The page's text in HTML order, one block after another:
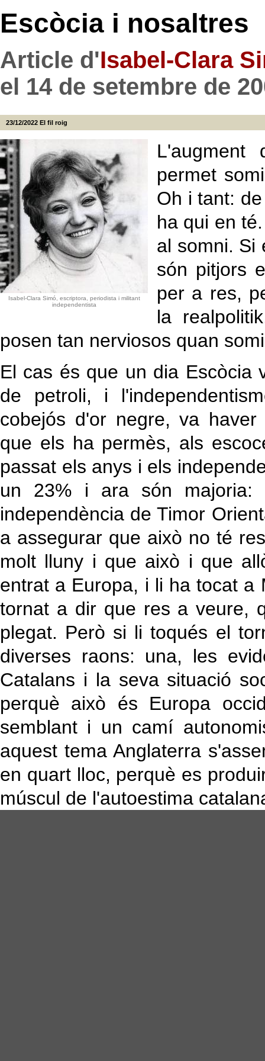
Escòcia i nosaltres
Article d'Isabel-Clara
el 14 de setembre de
23/12/2022 El fil roig
Isabel-Clara Simó, escriptora, periodista i militant
independentista
L'augment
permet
Oh i tant:
ha qui en
al somni. Si
són pitjors
per a res,
la
posen tan nerviosos quan
El cas és que un dia Escòcia
de petroli, i
cobejós d'or negre, va
que els ha permès, als
passat els anys i els
un 23% i ara són
independència de Timor
a assegurar que això no té
molt lluny i que això i que
entrat a Europa, i li ha tocat a
tornat a dir que res a veure,
plegat. Però si li toqués el
diverses raons: una, les
Catalans i la seva situació
perquè això és Europa
semblant i un camí
aquest tema Anglaterra
en quart lloc, perquè es
múscul de l'autoestima